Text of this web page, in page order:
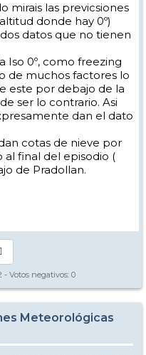
mirais las previcsiones
donde hay 0º)
datos que no tienen
0º, como freezing
de muchos factores lo
este por debajo de la
ser lo contrario. Asi
dan el dato
cotas de nieve por
al final del episodio (
de Pradollan.
- Votos negativos: 0
Meteorológicas